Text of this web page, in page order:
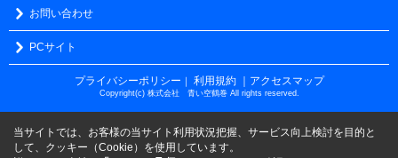
お問い合わせ
PCサイト
プライバシーポリシー ｜ 利用規約 ｜アクセスマップ
Copyright(c) 株式会社 青い空鶴巻 All rights reserved.
当サイトでは、お客様の当サイト利用状況把握、サービス向上検討を目的と
して、クッキー（Cookie）を使用しています。